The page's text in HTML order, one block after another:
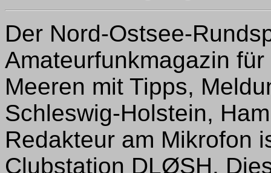
Der Nord-Ostsee-
Amateurfunkmagazin
Meeren mit Tipps,
Schleswig-Holstein,
Redakteur am Mikrofon
Clubstation DLØSH.